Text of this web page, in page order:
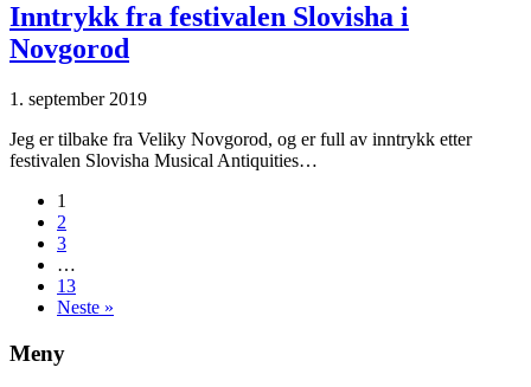
Inntrykk fra festivalen Slovisha i
Novgorod
1. september 2019
Jeg er tilbake fra Veliky Novgorod, og er full av inntrykk etter
festivalen Slovisha Musical Antiquities…
1
2
3
…
13
Neste »
Meny